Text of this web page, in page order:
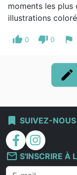
moments les
illustrations
thumb_up 0 thumb_down 0 flag
edit
bookmark SUIVEZ-NOUS
facebook
instagram
mail_outline S'INSCRIRE À